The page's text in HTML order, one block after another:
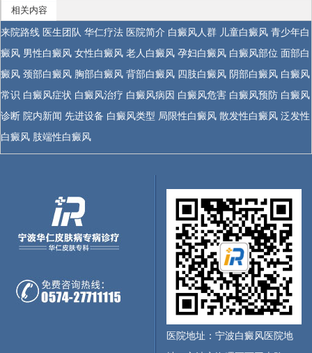
相关内容
来院路线 医生团队 华仁疗法 医院简介 白癜风人群 儿童白癜风 青少年白
癜风 男性白癜风 女性白癜风 老人白癜风 孕妇白癜风 白癜风部位 面部白
癜风 颈部白癜风 胸部白癜风 背部白癜风 四肢白癜风 阴部白癜风 白癜风
常识 白癜风症状 白癜风治疗 白癜风病因 白癜风危害 白癜风预防 白癜风
诊断 院内新闻 先进设备 白癜风类型 局限性白癜风 散发性白癜风 泛发性
白癜风 肢端性白癜风
医院地址：宁波白癜风医院地